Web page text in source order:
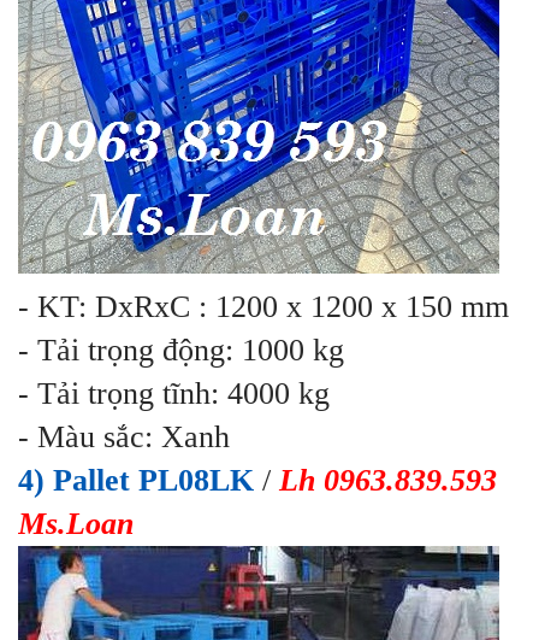
- KT: DxRxC : 1200 x 1200 x 150 mm
- Tải trọng động: 1000 kg
- Tải trọng tĩnh: 4000 kg
- Màu sắc: Xanh
4) Pallet PL08LK /Lh 0963.839.593
Ms.Loan